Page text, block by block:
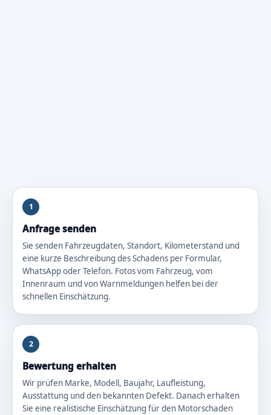
1
Anfrage senden
Sie senden Fahrzeugdaten, Standort, Kilometerstand und
eine kurze Beschreibung des Schadens per Formular,
WhatsApp oder Telefon. Fotos vom Fahrzeug, vom
Innenraum und von Warnmeldungen helfen bei der
schnellen Einschätzung.
2
Bewertung erhalten
Wir prüfen Marke, Modell, Baujahr, Laufleistung,
Ausstattung und den bekannten Defekt. Danach erhalten
Sie eine realistische Einschätzung für den Motorschaden